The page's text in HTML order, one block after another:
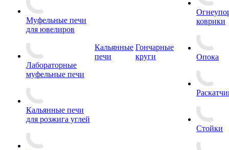
Муфельные печи
для ювелиров
Лабораторные
муфельные печи
Кальянные печи
для розжига углей
Кальянные
печи
Гончарные
круги
коврики
Опока
Стойки